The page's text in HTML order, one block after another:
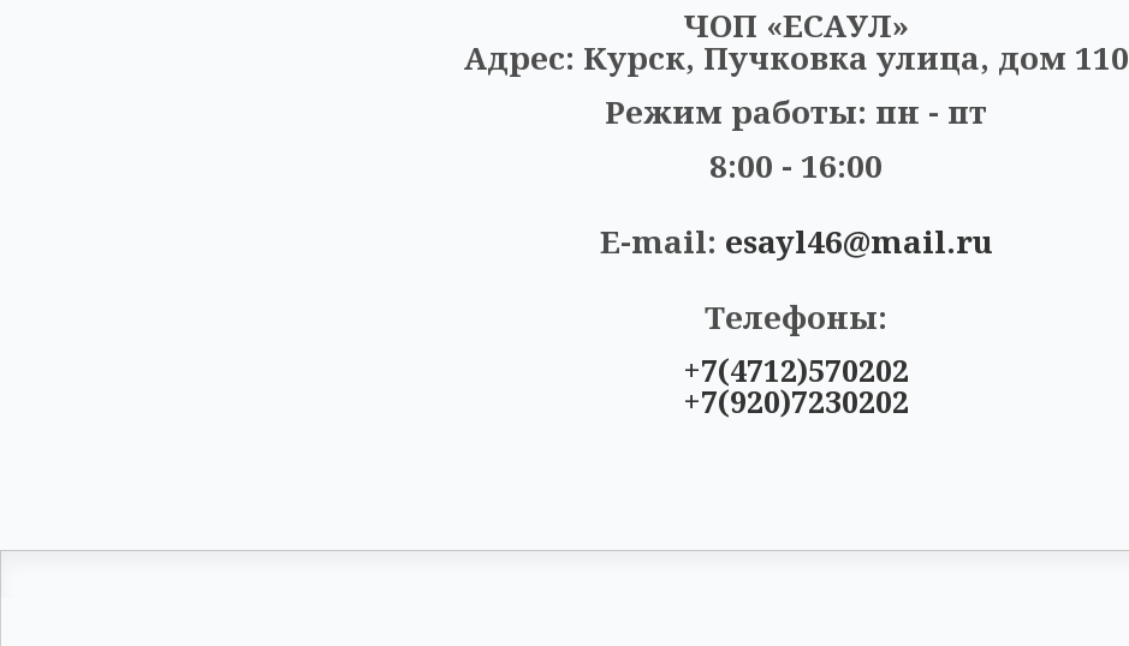
ЧОП «ЕСАУЛ»
Адрес: Курск, Пучковка улица, дом 110
Режим работы: пн - пт
8:00 - 16:00
E-mail: esayl46@mail.ru
Телефоны:
+7(4712)570202
+7(920)7230202